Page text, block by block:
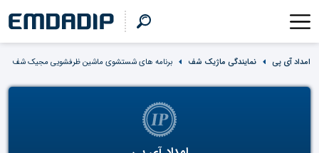
امداد آی پی نمایندگی ماژیک شف برنامه های شستشوی ماشین ظرفشویی مجیک شف